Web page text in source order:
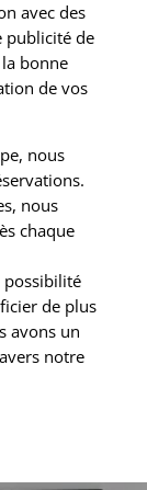
avec des
publicité de
bonne
de vos
nous
nous
chaque
possibilité
de plus
avons un
notre